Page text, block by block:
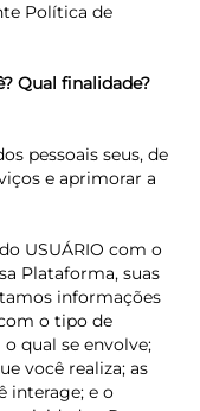
Política de
Qual finalidade?
pessoais seus, de
e aprimorar a
USUÁRIO com o
Plataforma, suas
informações
o tipo de
qual se envolve;
você realiza; as
interage; e o